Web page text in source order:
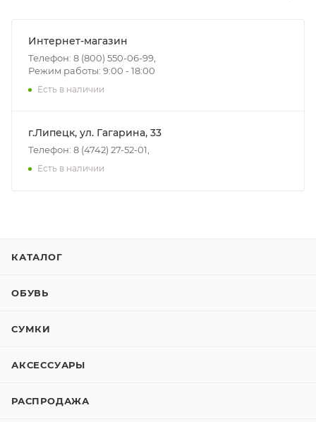
Интернет-магазин
Телефон: 8 (800) 550-06-99,
Режим работы: 9:00 - 18:00
Есть в наличии
г.Липецк, ул. Гагарина, 33
Телефон: 8 (4742) 27-52-01,
Есть в наличии
КАТАЛОГ
ОБУВЬ
СУМКИ
АКСЕССУАРЫ
РАСПРОДАЖА